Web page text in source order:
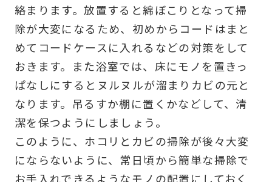
絡まります。放置すると綿ぼこりとなって掃
除が大変になるため、初めからコードはまと
めてコードケースに入れるなどの対策をして
おきます。また浴室では、床にモノを置きっ
ぱなしにするとヌルヌルが溜まりカビの元と
なります。吊るすか棚に置くかなどして、清
潔を保つようにしましょう。
このように、ホコリとカビの掃除が後々大変
にならないように、常日頃から簡単な掃除で
お手入れできるようなモノの配置にしておく